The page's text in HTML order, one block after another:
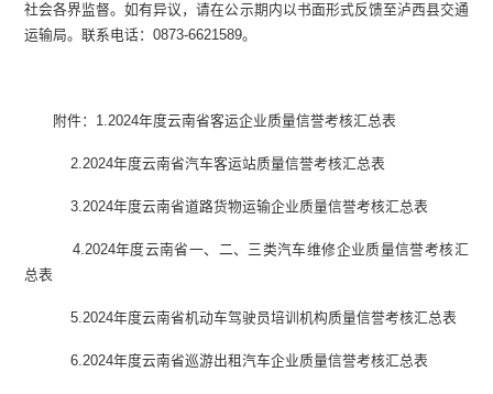
社会各界监督。如有异议，请在公示期内以书面形式反馈至泸西县交通
运输局。联系电话：0873-6621589。
附件：1.2024年度云南省客运企业质量信誉考核汇总表
2.2024年度云南省汽车客运站质量信誉考核汇总表
3.2024年度云南省道路货物运输企业质量信誉考核汇总表
4.2024年度云南省一、二、三类汽车维修企业质量信誉考核汇
总表
5.2024年度云南省机动车驾驶员培训机构质量信誉考核汇总表
6.2024年度云南省巡游出租汽车企业质量信誉考核汇总表